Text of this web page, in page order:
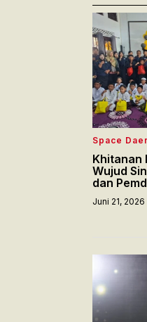
Space
Khitanan
Wujud
dan
Juni 21, 2026